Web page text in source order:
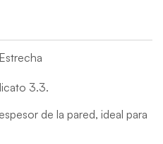
3.3.
de la pared, ideal para